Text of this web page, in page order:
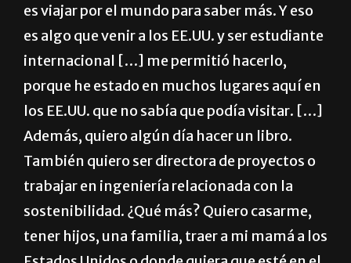
es viajar por el mundo para saber más. Y eso
es algo que venir a los EE.UU. y ser estudiante
internacional […] me permitió hacerlo,
porque he estado en muchos lugares aquí en
los EE.UU. que no sabía que podía visitar. […]
Además, quiero algún día hacer un libro.
También quiero ser directora de proyectos o
trabajar en ingeniería relacionada con la
sostenibilidad. ¿Qué más? Quiero casarme,
tener hijos, una familia, traer a mi mamá a los